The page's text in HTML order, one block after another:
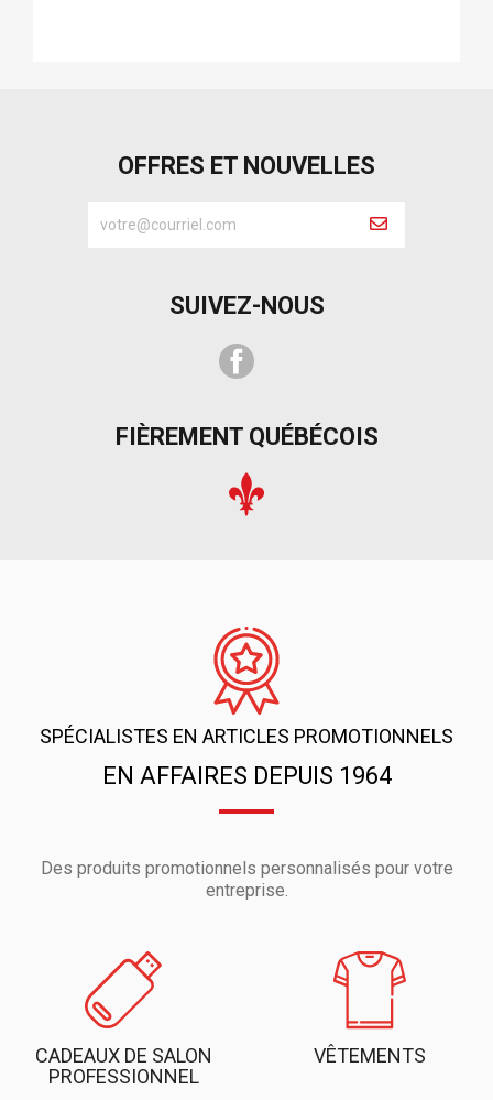
OFFRES ET NOUVELLES
SUIVEZ-NOUS
Facebook
FIÈREMENT QUÉBÉCOIS
SPÉCIALISTES EN ARTICLES PROMOTIONNELS
EN AFFAIRES DEPUIS 1964
Des produits promotionnels personnalisés pour votre
entreprise.
CADEAUX DE SALON
PROFESSIONNEL
VÊTEMENTS